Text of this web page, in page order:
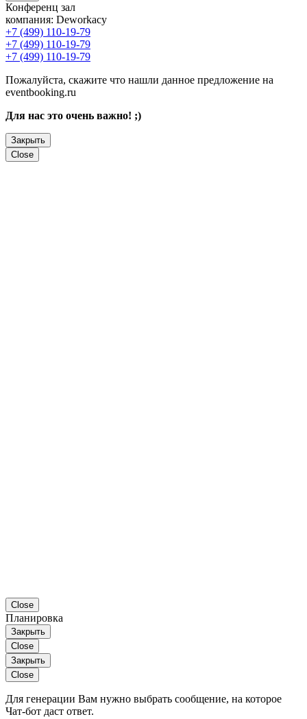
Конференц зал
компания: Deworkacy
+7 (499) 110-19-79
+7 (499) 110-19-79
+7 (499) 110-19-79
Пожалуйста, скажите что нашли данное предложение на
eventbooking.ru
Для нас это очень важно! ;)
Закрыть
Close
Close
Планировка
Закрыть
Close
Закрыть
Close
Для генерации Вам нужно выбрать сообщение, на которое
Чат-бот даст ответ.